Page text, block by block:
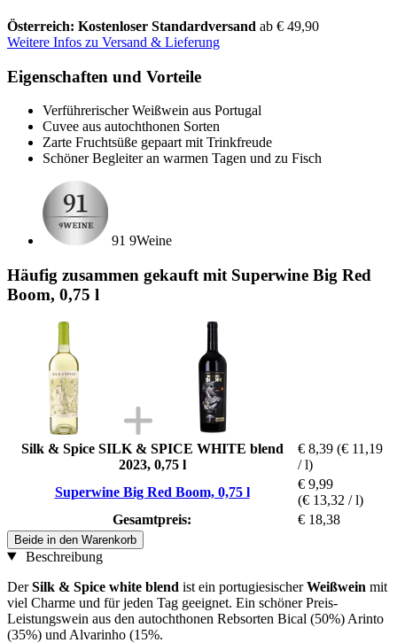
Österreich: Kostenloser Standardversand ab € 49,90
Weitere Infos zu Versand & Lieferung
Eigenschaften und Vorteile
Verführerischer Weißwein aus Portugal
Cuvee aus autochthonen Sorten
Zarte Fruchtsüße gepaart mit Trinkfreude
Schöner Begleiter an warmen Tagen und zu Fisch
91 9Weine
Häufig zusammen gekauft mit Superwine Big Red
Boom, 0,75 l
Silk & Spice SILK & SPICE WHITE blend
2023, 0,75 l
€ 8,39 (€ 11,19
/ l)
Superwine Big Red Boom, 0,75 l
€ 9,99
(€ 13,32 / l)
Gesamtpreis:
€ 18,38
Beide in den Warenkorb
Beschreibung
DerSilk & Spice white blend ist ein portugiesischerWeißwein mit
viel Charme und für jeden Tag geeignet. Ein schöner Preis-
Leistungswein aus den autochthonen Rebsorten Bical (50%) Arinto
(35%) und Alvarinho (15%.